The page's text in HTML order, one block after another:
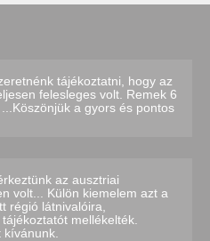
tájékoztatni, hogy az
felesleges volt. Remek 6
a gyors és pontos
az ausztriai
volt... Külön kiemelem azt a
régió látnivalóira,
mellékelték.